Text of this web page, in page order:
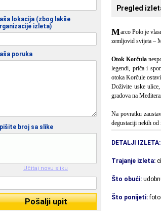
lokacija (zbog lakše
izleta)
poruka
broj sa slike
Učitaj novu sliku
Pošalji upit
Pregled
Marco Polo je
zemljovid svijeta –
Otok Korčula
legendi, priča i
otoka Korčule
Doživite uske
gradova na
Na povratku
degustaciji nekih
DETALJI IZLETA:
Trajanje izleta:
Što obući:
Što ponijeti: